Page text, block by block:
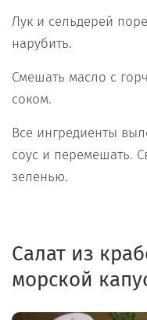
Лук и сельдерей
нарубить.
Смешать масло с
соком.
Все ингредиенты
соус и перемешать.
зеленью.
Салат из
морской